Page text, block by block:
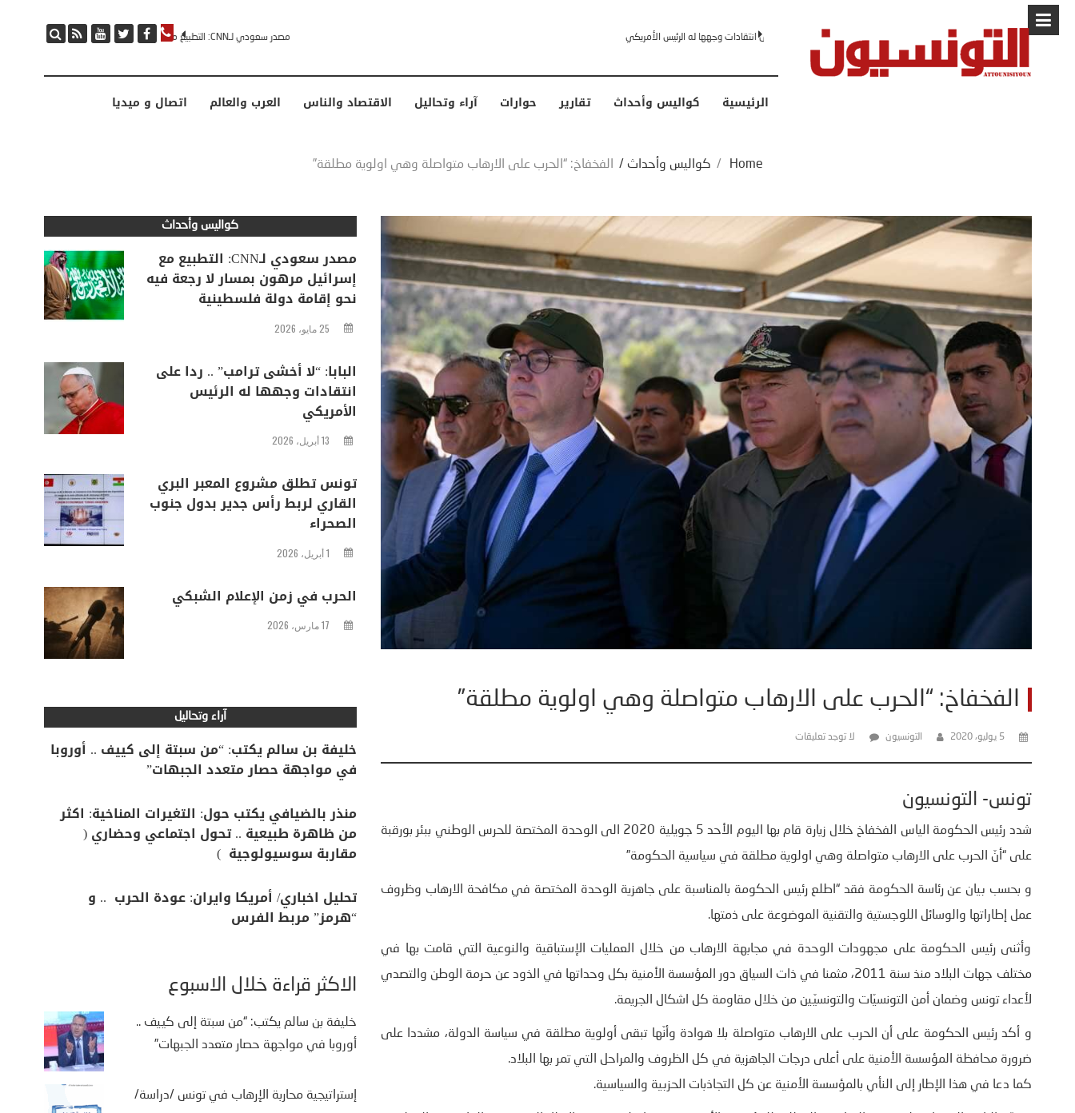
مصدر سعودي لـCNN: التطبيع مع إسرائيل مرهون بمسار لا رجعة فيه نحو إقامة دولة فلسطينية البابا: “لا أخشى ترامب” .. ردا على انتقادات وجهها له الرئيس الأمريكي
الرئيسية كواليس وأحداث تقارير حوارات آراء وتحاليل الاقتصاد والناس العرب والعالم اتصال و ميديا
Home
/ كواليس وأحداث / الفخفاخ: “الحرب على الارهاب متواصلة وهي اولوية مطلقة”
الفخفاخ: “الحرب على الارهاب متواصلة وهي اولوية مطلقة”
5 يوليو، 2020 التونسيون لا توجد تعليقات
تونس- التونسيون
شدد رئيس الحكومة الياس الفخفاخ خلال زيارة قام بها اليوم الأحد 5 جويلية 2020 الى الوحدة المختصة للحرس الوطني ببئر بورقبة
على “أنّ الحرب على الارهاب متواصلة وهي اولوية مطلقة في سياسية الحكومة”
و بحسب بيان عن رئاسة الحكومة فقد “اطلع رئيس الحكومة بالمناسبة على جاهزية الوحدة المختصة في مكافحة الارهاب وظروف
عمل إطاراتها والوسائل اللوجستية والتقنية الموضوعة على ذمتها.
وأثنى رئيس الحكومة على مجهودات الوحدة في مجابهة الارهاب من خلال العمليات الإستباقية والنوعية التي قامت بها في
مختلف جهات البلاد منذ سنة 2011، مثمنا في ذات السياق دور المؤسسة الأمنية بكل وحداتها في الذود عن حرمة الوطن والتصدي
لأعداء تونس وضمان أمن التونسيّات والتونسيّين من خلال مقاومة كل اشكال الجريمة.
و أكد رئيس الحكومة على أن الحرب على الارهاب متواصلة بلا هوادة وأنّها تبقى أولوية مطلقة في سياسة الدولة، مشددا على
ضرورة محافظة المؤسسة الأمنية على أعلى درجات الجاهزية في كل الظروف والمراحل التي تمر بها البلاد.
كما دعا في هذا الإطار إلى النأي بالمؤسسة الأمنية عن كل التجاذبات الحزبية والسياسية.
كواليس وأحداث
مصدر سعودي لـCNN: التطبيع مع
إسرائيل مرهون بمسار لا رجعة فيه
نحو إقامة دولة فلسطينية
25 مايو، 2026
البابا: “لا أخشى ترامب” .. ردا على
انتقادات وجهها له الرئيس
الأمريكي
13 أبريل، 2026
تونس تطلق مشروع المعبر البري
القاري لربط رأس جدير بدول جنوب
الصحراء
1 أبريل، 2026
الحرب في زمن الإعلام الشبكي
17 مارس، 2026
آراء وتحاليل
خليفة بن سالم يكتب: “من سبتة إلى كييف .. أوروبا
في مواجهة حصار متعدد الجبهات”
منذر بالضيافي يكتب حول: التغيرات المناخية: اكثر
من ظاهرة طبيعية .. تحول اجتماعي وحضاري (
مقاربة سوسيولوجية )
تحليل اخباري/ أمريكا وايران: عودة الحرب .. و
“هرمز” مربط الفرس
الأكثر قراءة خلال الأسبوع
خليفة بن سالم يكتب: “من سبتة إلى كييف ..
أوروبا في مواجهة حصار متعدد الجبهات”
إستراتيجية محاربة الإرهاب في تونس /دراسة/